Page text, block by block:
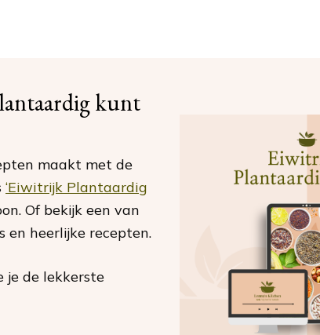
kunt
maakt met de
‘Eiwitrijk Plantaardig
Of bekijk een van
en heerlijke recepten.
je de lekkerste